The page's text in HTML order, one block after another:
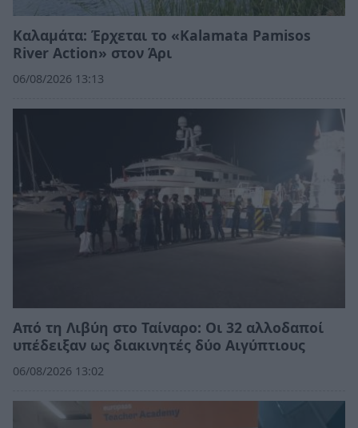
Καλαμάτα: Έρχεται το «Kalamata Pamisos
River Action» στον Άρι
06/08/2026 13:13
Από τη Λιβύη στο Ταίναρο: Οι 32 αλλοδαποί
υπέδειξαν ως διακινητές δύο Αιγύπτιους
06/08/2026 13:02